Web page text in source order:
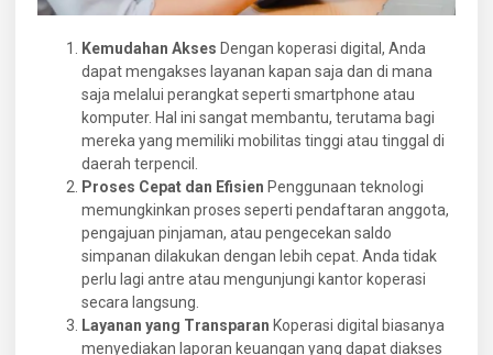
Kemudahan Akses Dengan koperasi digital, Anda
dapat mengakses layanan kapan saja dan di mana
saja melalui perangkat seperti smartphone atau
komputer. Hal ini sangat membantu, terutama bagi
mereka yang memiliki mobilitas tinggi atau tinggal di
daerah terpencil.
Proses Cepat dan Efisien Penggunaan teknologi
memungkinkan proses seperti pendaftaran anggota,
pengajuan pinjaman, atau pengecekan saldo
simpanan dilakukan dengan lebih cepat. Anda tidak
perlu lagi antre atau mengunjungi kantor koperasi
secara langsung.
Layanan yang Transparan Koperasi digital biasanya
menyediakan laporan keuangan yang dapat diakses